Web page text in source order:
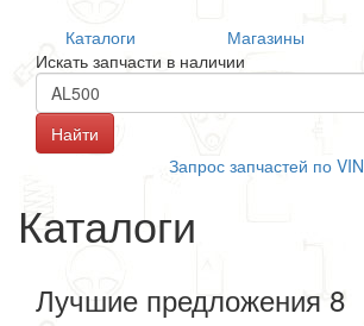
Каталоги Магазины
Искать запчасти в наличии
Запрос запчастей по VIN
Каталоги
Лучшие предложения 8